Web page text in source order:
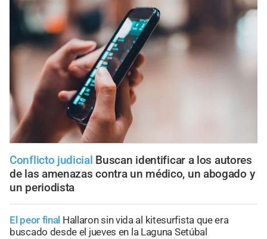
Conflicto judicial Buscan identificar a los autores
de las amenazas contra un médico, un abogado y
un periodista
El peor final Hallaron sin vida al kitesurfista que era
buscado desde el jueves en la Laguna Setúbal